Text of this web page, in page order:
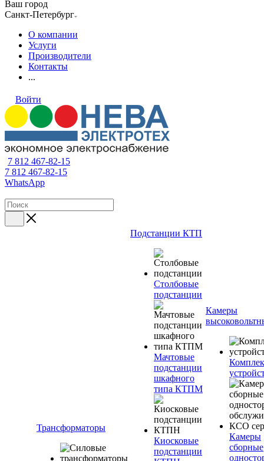
Ваш город
Санкт-Петербург
О компании
Услуги
Производители
Контакты
...
Войти
7 812 467-82-15
7 812 467-82-15
WhatsApp
Трансформаторы
Подстанции КТП
Столбовые
подстанции
Мачтовые
подстанции
шкафного
типа КТПМ
Киосковые
подстанции
Камеры
Камеры
сборные